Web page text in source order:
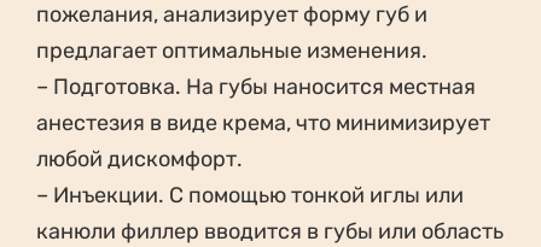
пожелания, анализирует форму губ и
предлагает оптимальные изменения.
– Подготовка. На губы наносится местная
анестезия в виде крема, что минимизирует
любой дискомфорт.
– Инъекции. С помощью тонкой иглы или
канюли филлер вводится в губы или область